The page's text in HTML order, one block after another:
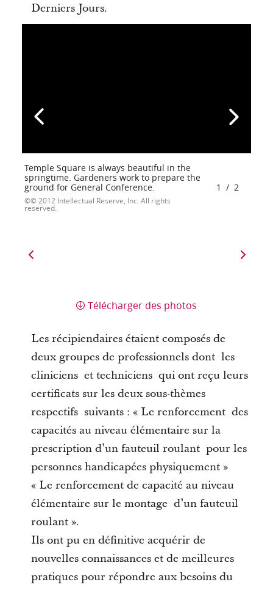
Derniers Jours.
Temple Square is always beautiful in the
springtime. Gardeners work to prepare the
ground for General Conference.
© 2012 Intellectual Reserve, Inc. All rights
reserved.
1 / 2
Télécharger des photos
Les récipiendaires étaient composés de
deux groupes de professionnels dont les
cliniciens et techniciens qui ont reçu leurs
certificats sur les deux sous-thèmes
respectifs suivants : « Le renforcement des
capacités au niveau élémentaire sur la
prescription d’un fauteuil roulant pour les
personnes handicapées physiquement »
« Le renforcement de capacité au niveau
élémentaire sur le montage d’un fauteuil
roulant ».
Ils ont pu en définitive acquérir de
nouvelles connaissances et de meilleures
pratiques pour répondre aux besoins du